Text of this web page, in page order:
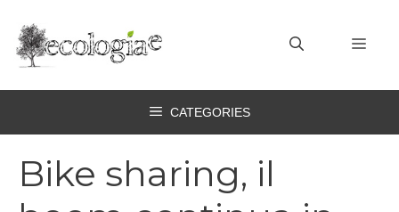
contenuto
CATEGORIES
Bike sharing, il